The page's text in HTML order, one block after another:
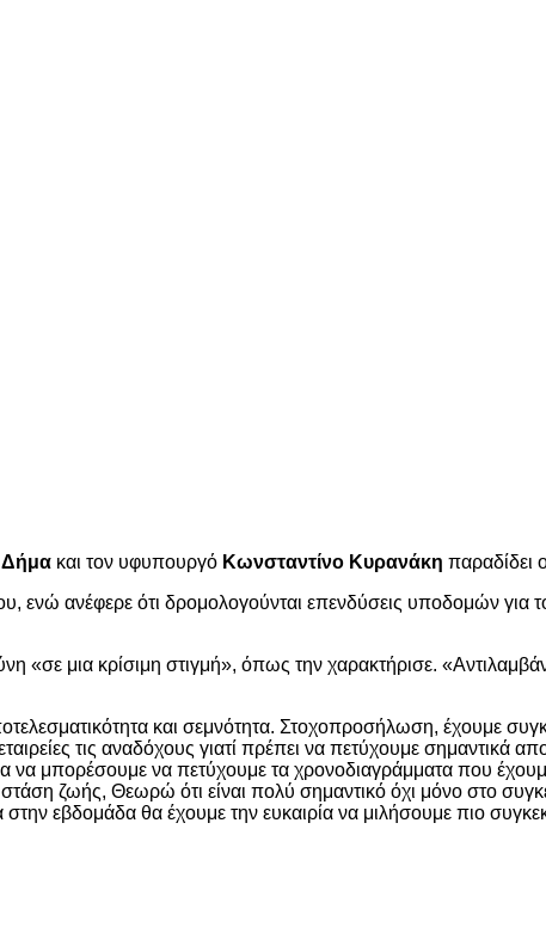
Δήμα και τον υφυπουργό Κωνσταντίνο Κυρανάκη παραδίδει
ενώ ανέφερε ότι δρομολογούνται επενδύσεις υποδομών
μια κρίσιμη στιγμή», όπως την χαρακτήρισε.
και σεμνότητα. Στοχοπροσήλωση, έχουμε
τις αναδόχους γιατί πρέπει να πετύχουμε σημαντικά
να μπορέσουμε να πετύχουμε τα χρονοδιαγράμματα που
ζωής, Θεωρώ ότι είναι πολύ σημαντικό όχι μόνο στο
εβδομάδα θα έχουμε την ευκαιρία να μιλήσουμε πιο